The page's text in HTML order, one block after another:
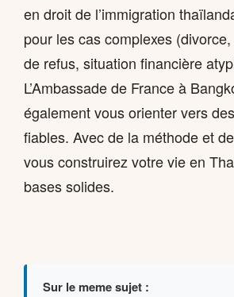
en droit de l’immigration
pour les cas complexes
de refus, situation financière
L’Ambassade de France à
également vous orienter vers
fiables. Avec de la méthode et
vous construirez votre vie en
bases solides.
Sur le meme sujet :